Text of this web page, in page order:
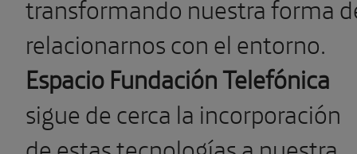
transformando nuestra forma
relacionarnos con el entorno.
Espacio Fundación Telefónica
sigue de cerca la incorporación